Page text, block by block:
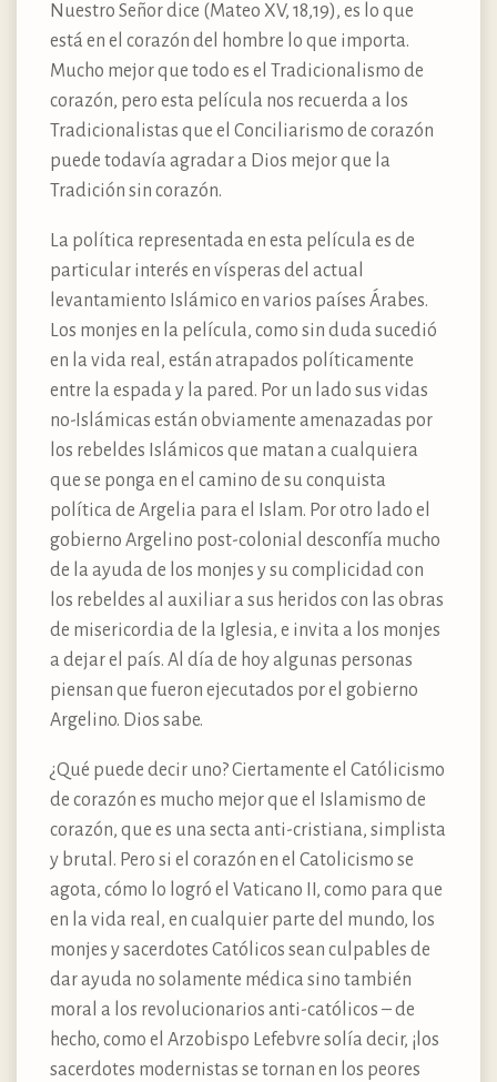
Nuestro Señor dice (Mateo XV, 18,19), es lo que
está en el corazón del hombre lo que importa.
Mucho mejor que todo es el Tradicionalismo de
corazón, pero esta película nos recuerda a los
Tradicionalistas que el Conciliarismo de corazón
puede todavía agradar a Dios mejor que la
Tradición sin corazón.
La política representada en esta película es de
particular interés en vísperas del actual
levantamiento Islámico en varios países Árabes.
Los monjes en la película, como sin duda sucedió
en la vida real, están atrapados políticamente
entre la espada y la pared. Por un lado sus vidas
no-Islámicas están obviamente amenazadas por
los rebeldes Islámicos que matan a cualquiera
que se ponga en el camino de su conquista
política de Argelia para el Islam. Por otro lado el
gobierno Argelino post-colonial desconfía mucho
de la ayuda de los monjes y su complicidad con
los rebeldes al auxiliar a sus heridos con las obras
de misericordia de la Iglesia, e invita a los monjes
a dejar el país. Al día de hoy algunas personas
piensan que fueron ejecutados por el gobierno
Argelino. Dios sabe.
¿Qué puede decir uno? Ciertamente el Católicismo
de corazón es mucho mejor que el Islamismo de
corazón, que es una secta anti-cristiana, simplista
y brutal. Pero si el corazón en el Catolicismo se
agota, cómo lo logró el Vaticano II, como para que
en la vida real, en cualquier parte del mundo, los
monjes y sacerdotes Católicos sean culpables de
dar ayuda no solamente médica sino también
moral a los revolucionarios anti-católicos – de
hecho, como el Arzobispo Lefebvre solía decir, ¡los
sacerdotes modernistas se tornan en los peores